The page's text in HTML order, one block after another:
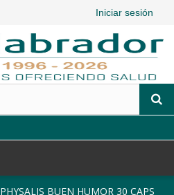
Iniciar sesión
PHYSALIS BUEN HUMOR 30 CAPS